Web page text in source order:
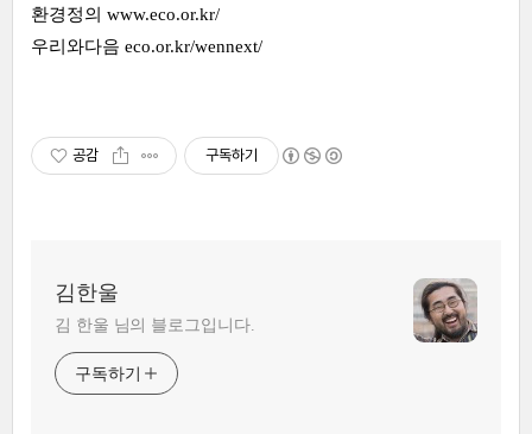
환경정의 www.eco.or.kr/
우리와다음 eco.or.kr/wennext/
공감 구독하기
김한울
김 한울 님의 블로그입니다.
구독하기